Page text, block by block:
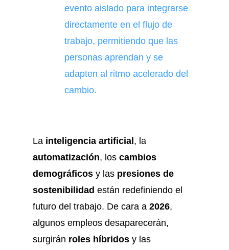
evento aislado para integrarse
directamente en el flujo de
trabajo, permitiendo que las
personas aprendan y se
adapten al ritmo acelerado del
cambio.
La inteligencia artificial , la
automatización, los cambios
demográficos y las presiones de
sostenibilidad están redefiniendo el
futuro del trabajo. De cara a 2026,
algunos empleos desaparecerán,
surgirán roles híbridos y las